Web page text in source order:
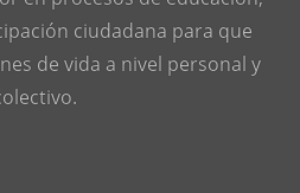
ciudadana para que
de vida a nivel personal y